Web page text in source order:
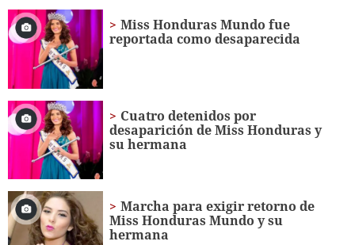
1
minute,
14
seconds
Miss Honduras Mundo fue
reportada como desaparecida
Cuatro detenidos por
desaparición de Miss Honduras y
su hermana
Marcha para exigir retorno de
Miss Honduras Mundo y su
hermana